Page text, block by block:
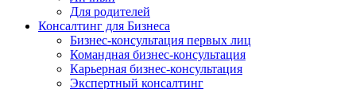
Для родителей
Консалтинг для Бизнеса
Бизнес-консультация первых лиц
Командная бизнес-консультация
Карьерная бизнес-консультация
Экспертный консалтинг